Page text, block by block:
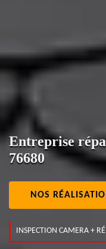
Entreprise
76680
NOS
INSPECTION CAMERA +